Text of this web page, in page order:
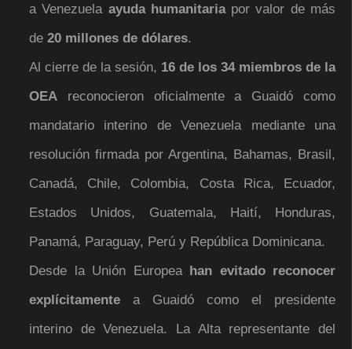
a Venezuela ayuda humanitariapor valor de más
de 20 millones de dólares.
Al cierre de la sesión, 16 de los 34 miembros de la
OEA reconocieron oficialmente a Guaidó como
mandatario interino de Venezuela mediante una
resolución firmada por Argentina, Bahamas, Brasil,
Canadá, Chile, Colombia, Costa Rica, Ecuador,
Estados Unidos, Guatemala, Haití, Honduras,
Panamá, Paraguay, Perú y República Dominicana.
Desde la Unión Europea han evitado reconocer
explícitamente a Guaidó como el presidente
interino de Venezuela. La Alta representante del